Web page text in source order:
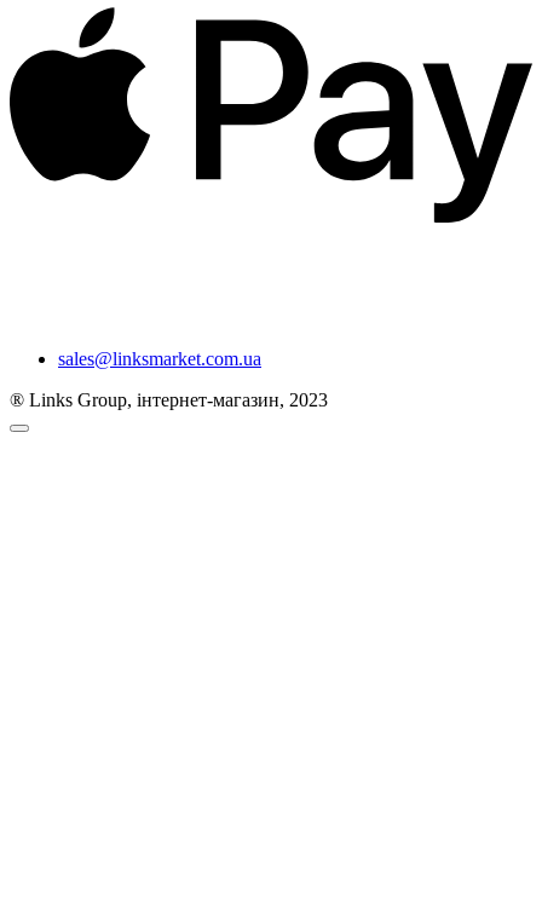
sales@linksmarket.com.ua
® Links Group, інтернет-магазин, 2023